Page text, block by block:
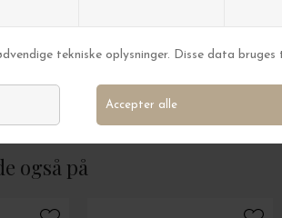
10,5x25 cm
KunstIndustrien
Voksalterlys
også på